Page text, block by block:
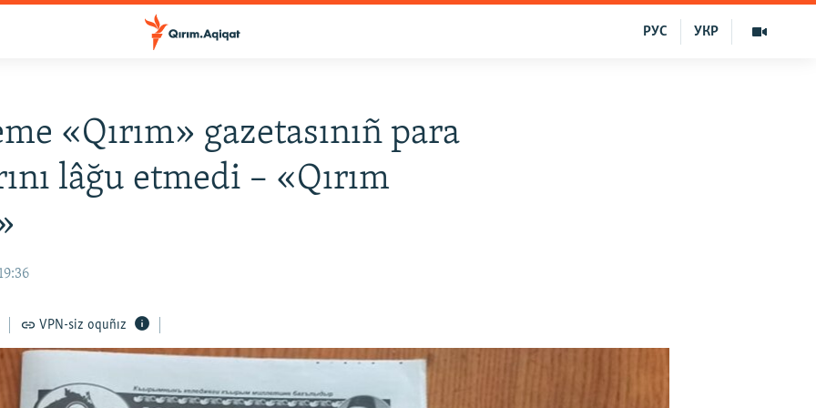
УКР
РУС
«Qırım» gazetasınıñ para
lâğu etmedi – «Qırım
VPN-siz oquñız